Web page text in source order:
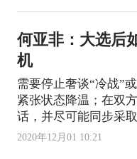
何亚非：大选后
机
需要停止奢谈“冷战”
紧张状态降温；在双
话，并尽可能同步采
2020年12月01 10:21